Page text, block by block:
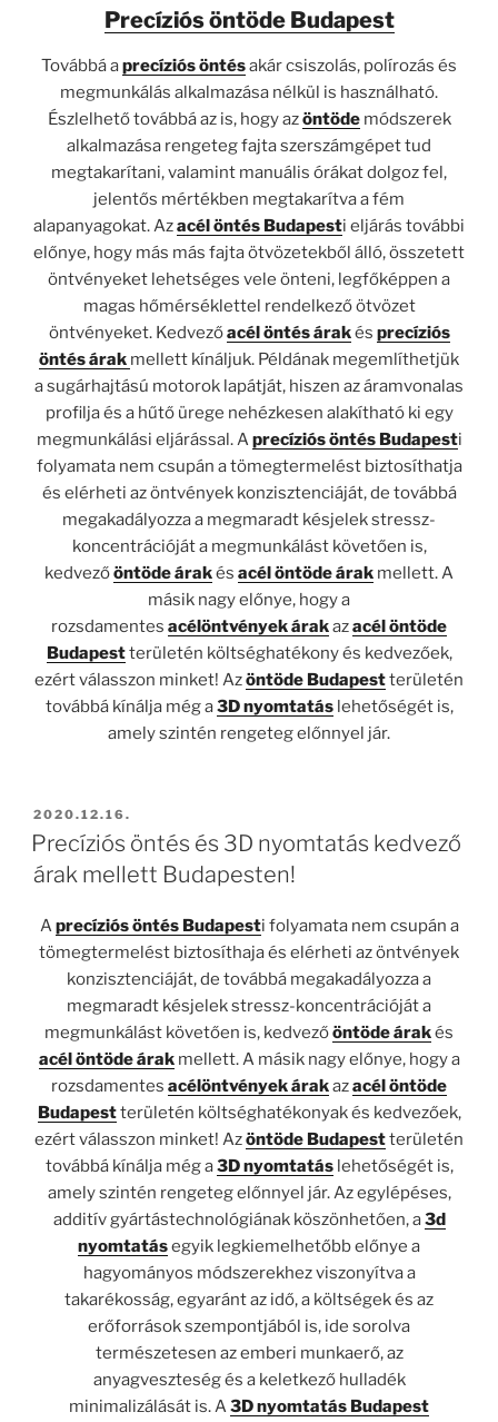
Precíziós öntöde Budapest
Továbbá aprecíziós öntésakár csiszolás, polírozás és
megmunkálás alkalmazása nélkül is használható.
Észlelhető továbbá az is, hogy azöntödemódszerek
alkalmazása rengeteg fajta szerszámgépet tud
megtakarítani, valamint manuális órákat dolgoz fel,
jelentős mértékben megtakarítva a fém
alapanyagokat. Azacél öntés Budapesti eljárás további
előnye, hogy más más fajta ötvözetekből álló, összetett
öntvényeket lehetséges vele önteni, legfőképpen a
magas hőmérséklettel rendelkező ötvözet
öntvényeket. Kedvezőacél öntés árakés precíziós
öntés árak mellett kínáljuk. Példának megemlíthetjük
a sugárhajtású motorok lapátját, hiszen az áramvonalas
profilja és a hűtő ürege nehézkesen alakítható ki egy
megmunkálási eljárással. Aprecíziós öntés Budapesti
folyamata nem csupán a tömegtermelést biztosíthatja
és elérheti az öntvények konzisztenciáját, de továbbá
megakadályozza a megmaradt késjelek stressz-
koncentrációját a megmunkálást követően is,
kedvezőöntöde árakés acél öntöde árak mellett. A
másik nagy előnye, hogy a
rozsdamentes acélöntvények árakazacél öntöde
Budapestterületén költséghatékony és kedvezőek,
ezért válasszon minket! Azöntöde Budapestterületén
továbbá kínálja még a3D nyomtatáslehetőségét is,
amely szintén rengeteg előnnyel jár.
BEKÜLDVE:
2020.12.16.
Precíziós öntés és 3D nyomtatás kedvező
árak mellett Budapesten!
Aprecíziós öntés Budapesti folyamata nem csupán a
tömegtermelést biztosíthaja és elérheti az öntvények
konzisztenciáját, de továbbá megakadályozza a
megmaradt késjelek stressz-koncentrációját a
megmunkálást követően is, kedvezőöntöde árakés
acél öntöde árakmellett. A másik nagy előnye, hogy a
rozsdamentes acélöntvények árakazacél öntöde
Budapestterületén költséghatékonyak és kedvezőek,
ezért válasszon minket! Azöntöde Budapestterületén
továbbá kínálja még a3D nyomtatáslehetőségét is,
amely szintén rengeteg előnnyel jár. Az egylépéses,
additív gyártástechnológiának köszönhetően, a3d
nyomtatásegyik legkiemelhetőbb előnye a
hagyományos módszerekhez viszonyítva a
takarékosság, egyaránt az idő, a költségek és az
erőforrások szempontjából is, ide sorolva
természetesen az emberi munkaerő, az
anyagveszteség és a keletkező hulladék
minimalizálását is. A3D nyomtatás Budapest